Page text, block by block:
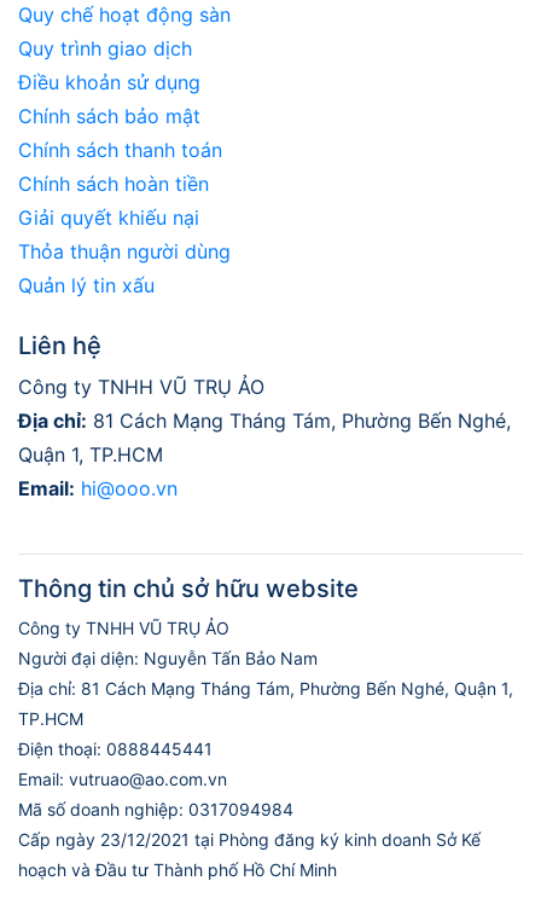
Quy chế hoạt động sàn
Quy trình giao dịch
Điều khoản sử dụng
Chính sách bảo mật
Chính sách thanh toán
Chính sách hoàn tiền
Giải quyết khiếu nại
Thỏa thuận người dùng
Quản lý tin xấu
Liên hệ
Công ty TNHH VŨ TRỤ ẢO
Địa chỉ: 81 Cách Mạng Tháng Tám, Phường Bến Nghé,
Quận 1, TP.HCM
Email: hi@ooo.vn
Thông tin chủ sở hữu website
Công ty TNHH VŨ TRỤ ẢO
Người đại diện: Nguyễn Tấn Bảo Nam
Địa chỉ: 81 Cách Mạng Tháng Tám, Phường Bến Nghé, Quận 1,
TP.HCM
Điện thoại: 0888445441
Email: vutruao@ao.com.vn
Mã số doanh nghiệp: 0317094984
Cấp ngày 23/12/2021 tại Phòng đăng ký kinh doanh Sở Kế
hoạch và Đầu tư Thành phố Hồ Chí Minh